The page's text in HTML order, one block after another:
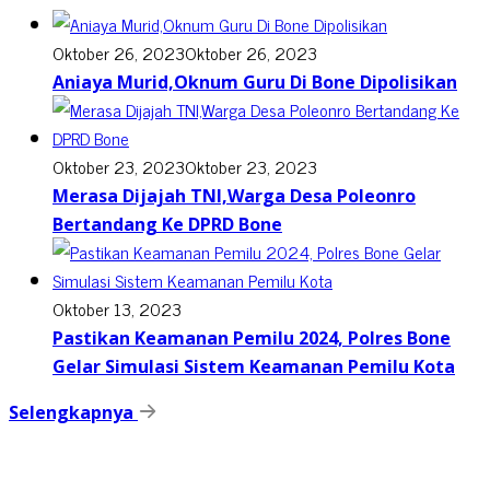
Oktober 26, 2023Oktober 26, 2023
Aniaya Murid,Oknum Guru Di Bone Dipolisikan
Oktober 23, 2023Oktober 23, 2023
Merasa Dijajah TNI,Warga Desa Poleonro
Bertandang Ke DPRD Bone
Oktober 13, 2023
Pastikan Keamanan Pemilu 2024, Polres Bone
Gelar Simulasi Sistem Keamanan Pemilu Kota
Selengkapnya